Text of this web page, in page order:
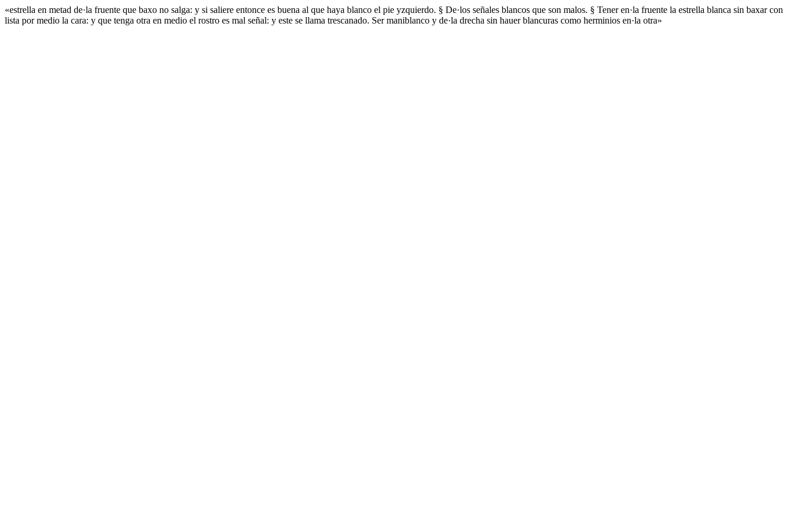
«estrella en metad de·la fruente que baxo no salga: y si saliere entonce es buena al que haya blanco el pie yzquierdo. § De·los señales blancos que son malos. § Tener en·la fruente la estrella blanca sin baxar con
lista por medio la cara: y que tenga otra en medio el rostro es mal señal: y este se llama trescanado. Ser maniblanco y de·la drecha sin hauer blancuras como herminios en·la otra»